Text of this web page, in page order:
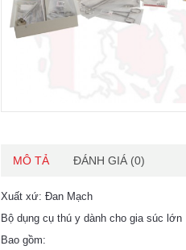
MÔ TẢ ĐÁNH GIÁ (0)
Xuất xứ: Đan Mạch
Bộ dụng cụ thú y dành cho gia súc lớn
Bao gồm: